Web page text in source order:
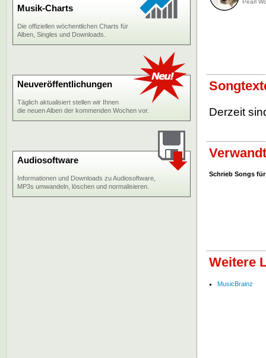
Pearl
Derzeit
Schrieb Songs für
Weitere
MusicBrainz
Musik-Charts
Die offiziellen wöchentlichen Charts für
Alben, Singles und Downloads.
Neuveröffentlichungen
Täglich aktualisiert stellen wir Ihnen
die neuen Alben der kommenden Wochen vor.
Audiosoftware
Informationen und Downloads zu Audiosoftware,
MP3s umwandeln, löschen und normalisieren.